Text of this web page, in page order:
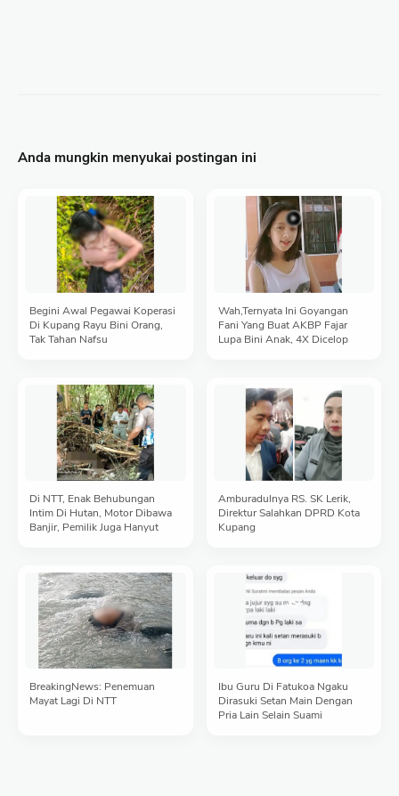
Anda mungkin menyukai postingan ini
Begini Awal Pegawai Koperasi
Di Kupang Rayu Bini Orang,
Tak Tahan Nafsu
Wah,Ternyata Ini Goyangan
Fani Yang Buat AKBP Fajar
Lupa Bini Anak, 4X Dicelop
Di NTT, Enak Behubungan
Intim Di Hutan, Motor Dibawa
Banjir, Pemilik Juga Hanyut
Amburadulnya RS. SK Lerik,
Direktur Salahkan DPRD Kota
Kupang
BreakingNews: Penemuan
Mayat Lagi Di NTT
Ibu Guru Di Fatukoa Ngaku
Dirasuki Setan Main Dengan
Pria Lain Selain Suami